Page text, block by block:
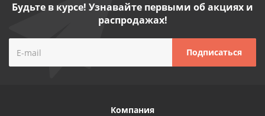
Будьте в курсе! Узнавайте первыми об акциях и
распродажах!
Компания